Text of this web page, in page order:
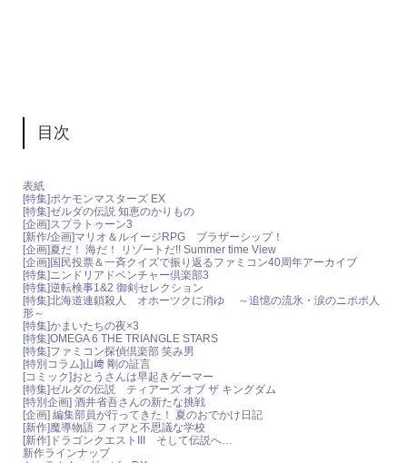
目次
表紙
[特集]ポケモンマスターズ EX
[特集]ゼルダの伝説 知恵のかりもの
[企画]スプラトゥーン3
[新作/企画]マリオ＆ルイージRPG ブラザーシップ！
[企画]夏だ！ 海だ！ リゾートだ!! Summer time View
[企画]国民投票＆一斉クイズで振り返るファミコン40周年アーカイブ
[特集]ニンドリアドベンチャー倶楽部3
[特集]逆転検事1&2 御剣セレクション
[特集]北海道連鎖殺人 オホーツクに消ゆ ～追憶の流氷・涙のニポポ人
形～
[特集]かまいたちの夜×3
[特集]OMEGA 6 THE TRIANGLE STARS
[特集]ファミコン探偵倶楽部 笑み男
[特別コラム]山﨑 剛の証言
[コミック]おとうさんは早起きゲーマー
[特集]ゼルダの伝説 ティアーズ オブ ザ キングダム
[特別企画] 酒井省吾さんの新たな挑戦
[企画] 編集部員が行ってきた！ 夏のおでかけ日記
[新作]魔導物語 フィアと不思議な学校
[新作]ドラゴンクエストIII そして伝説へ…
新作ラインナップ